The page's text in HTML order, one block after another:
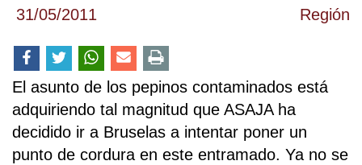
31/05/2011 Región
El asunto de los pepinos contaminados está
adquiriendo tal magnitud que ASAJA ha
decidido ir a Bruselas a intentar poner un
punto de cordura en este entramado. Ya no se